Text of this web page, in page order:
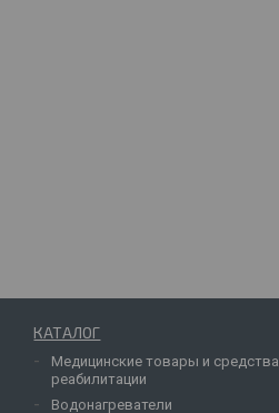
КАТАЛОГ
Медицинские товары и средства
реабилитации
Водонагреватели